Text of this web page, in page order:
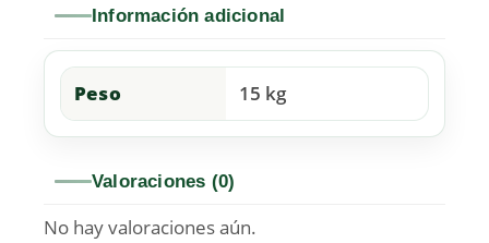
Información adicional
Peso 15 kg
Valoraciones (0)
No hay valoraciones aún.